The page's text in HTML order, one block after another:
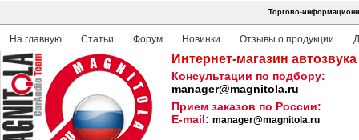
Торгово-
На главную Статьи Форум Новинки Отзывы о продукции
Интернет-магазин
Консультации по подбору:
manager@magnitola.ru
Прием заказов по России:
E-mail: manager@magnitola.ru